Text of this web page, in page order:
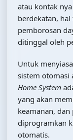
atau kontak
berdekatan,
pemborosan
ditinggal oleh
Untuk
sistem otomasi
Home System
yang akan
keamanan,
diprogramkan
otomatis.